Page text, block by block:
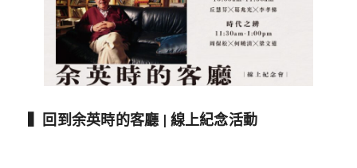
回到余英時的客廳 | 線上紀念活動